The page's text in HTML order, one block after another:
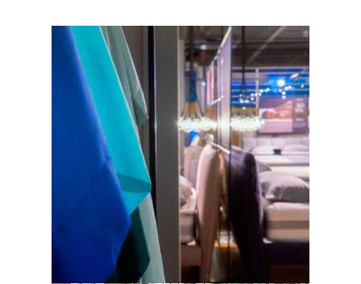
Geen producten in de
winkelwagen.